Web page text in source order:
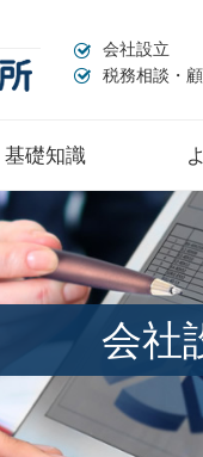
会社
会社設立
税務相談・
基礎知識